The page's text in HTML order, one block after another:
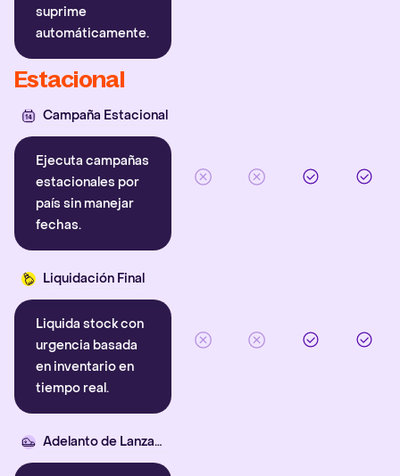
suprime
automáticamente.
Estacional
Campaña Estacional
Ejecuta campañas
estacionales por
país sin manejar
fechas.
Liquidación Final
Liquida stock con
urgencia basada
en inventario en
tiempo real.
Adelanto de Lanzamiento